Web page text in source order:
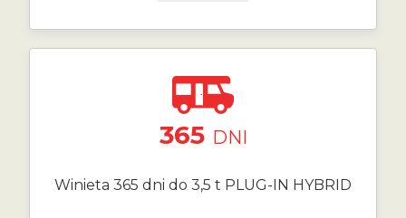
365 DNI
Winieta 365 dni do 3,5 t PLUG-IN HYBRID